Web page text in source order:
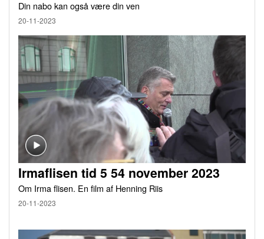
Din nabo kan også være din ven
20-11-2023
Irmaflisen tid 5 54 november 2023
Om Irma flisen. En film af Henning Riis
20-11-2023